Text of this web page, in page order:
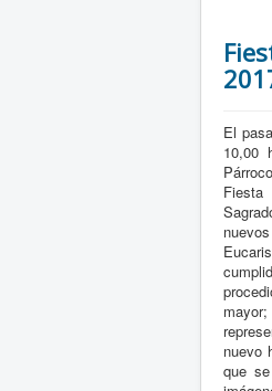
El
10,00
nuevo
que